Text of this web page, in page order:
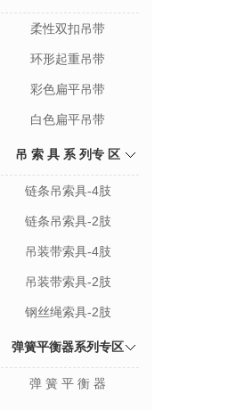
柔性双扣吊带
环形起重吊带
彩色扁平吊带
白色扁平吊带
吊 索 具 系 列专 区
链条吊索具-4肢
链条吊索具-2肢
吊装带索具-4肢
吊装带索具-2肢
钢丝绳索具-2肢
弹簧平衡器系列专区
弹 簧 平 衡 器